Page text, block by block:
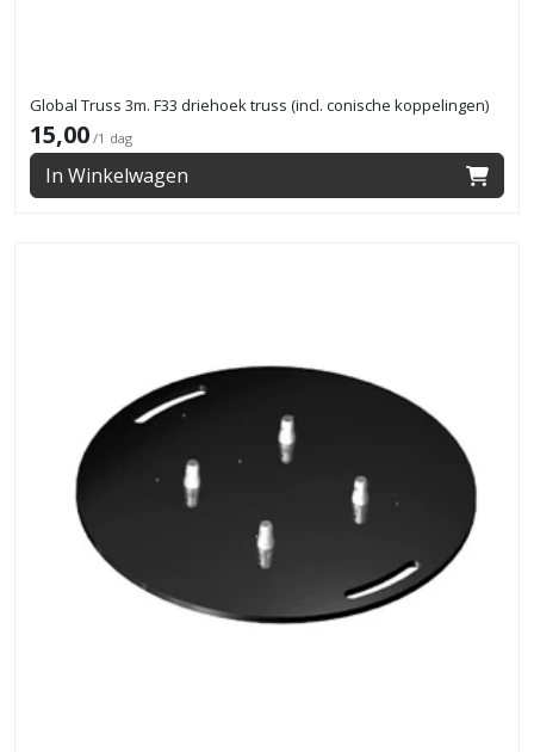
Global Truss 3m. F33 driehoek truss (incl. conische koppelingen)
15,00 /1 dag
In Winkelwagen